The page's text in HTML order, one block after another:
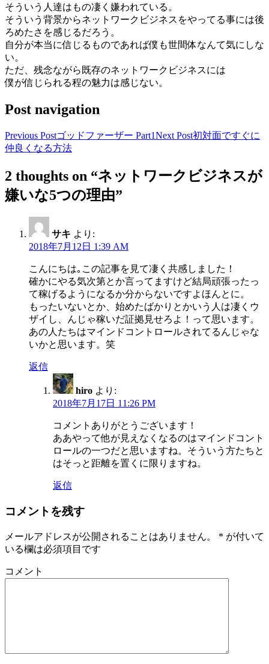
そういう人達はもの凄く嫌われている。
そういう背景からネットワークビジネスをやってる事には後
ろめたさを感じるだろう。
自分が本当に信じるものであれば僕も世間体なんて気にしな
い。
ただ、残念ながら既存のネットワークビジネスには
僕が信じられる程の魅力は感じない。
Post navigation
Previous Postゴッドファーザー Part1Next Post初対面ですぐに
仲良くなる方法
2 thoughts on “ネットワークビジネスが
嫌いな5つの理由”
サキ より:
2018年7月12日 1:39 AM
こんにちは｡この記事を見て凄く共感しました！
確かにやる気次第とか言ってますけど結局頑張ったっ
て稼げるようになるか分からないですよほんとに。
もったいないとか、始めたばかりとかいう人は凄くウ
ザイし、んじゃ稼いだ証拠見せろよ！って思います。
あの人たちはマインドコントロールされてるんじゃな
いかと思います。笑
返信
hiro より:
2018年7月17日 11:26 PM
コメントありがとうございます！
ああやって他が見えなくなるのはマインドコント
ロールの一つだと思いますね。そういう方たちと
はそっと距離を置くに限りますね。
返信
コメントを残す
メールアドレスが公開されることはありません。 * が付いて
いる欄は必須項目です
コメント